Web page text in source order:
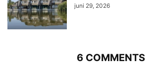
juni 29, 2026
6 COMMENTS